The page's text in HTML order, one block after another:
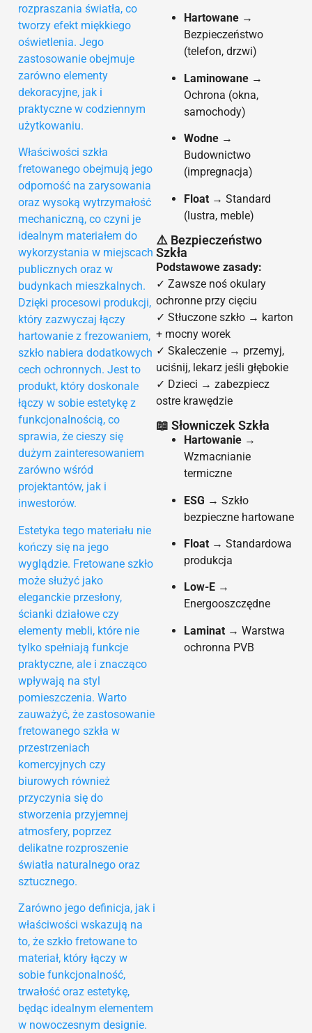
rozpraszania światła, co
tworzy efekt miękkiego
oświetlenia. Jego
zastosowanie obejmuje
zarówno elementy
dekoracyjne, jak i
praktyczne w codziennym
użytkowaniu.
Właściwości szkła
fretowanego obejmują jego
odporność na zarysowania
oraz wysoką wytrzymałość
mechaniczną, co czyni je
idealnym materiałem do
wykorzystania w miejscach
publicznych oraz w
budynkach mieszkalnych.
Dzięki procesowi produkcji,
który zazwyczaj łączy
hartowanie z frezowaniem,
szkło nabiera dodatkowych
cech ochronnych. Jest to
produkt, który doskonale
łączy w sobie estetykę z
funkcjonalnością, co
sprawia, że cieszy się
dużym zainteresowaniem
zarówno wśród
projektantów, jak i
inwestorów.
Estetyka tego materiału nie
kończy się na jego
wyglądzie. Fretowane szkło
może służyć jako
eleganckie przesłony,
ścianki działowe czy
elementy mebli, które nie
tylko spełniają funkcje
praktyczne, ale i znacząco
wpływają na styl
pomieszczenia. Warto
zauważyć, że zastosowanie
fretowanego szkła w
przestrzeniach
komercyjnych czy
biurowych również
przyczynia się do
stworzenia przyjemnej
atmosfery, poprzez
delikatne rozproszenie
światła naturalnego oraz
sztucznego.
Zarówno jego definicja, jak i
właściwości wskazują na
to, że szkło fretowane to
materiał, który łączy w
sobie funkcjonalność,
trwałość oraz estetykę,
będąc idealnym elementem
w nowoczesnym designie.
Hartowane →
Bezpieczeństwo
(telefon, drzwi)
Laminowane →
Ochrona (okna,
samochody)
Wodne →
Budownictwo
(impregnacja)
Float → Standard
(lustra, meble)
⚠️ Bezpieczeństwo
Szkła
Podstawowe zasady:
✓ Zawsze noś okulary
ochronne przy cięciu
✓ Stłuczone szkło → karton
+ mocny worek
✓ Skaleczenie → przemyj,
uciśnij, lekarz jeśli głębokie
✓ Dzieci → zabezpiecz
ostre krawędzie
📖 Słowniczek Szkła
Hartowanie →
Wzmacnianie
termiczne
ESG → Szkło
bezpieczne hartowane
Float → Standardowa
produkcja
Low-E →
Energooszczędne
Laminat → Warstwa
ochronna PVB